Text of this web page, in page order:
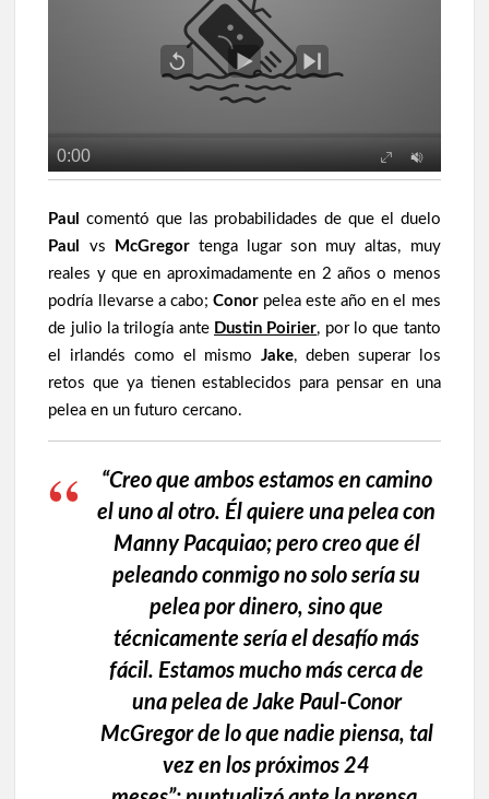
Paulcomentó que las probabilidades de que el duelo
Paul vs McGregor tenga lugar son muy altas, muy
reales y que en aproximadamente en 2 años o menos
podría llevarse a cabo; Conor pelea este año en el mes
de julio la trilogía ante Dustin Poirier, por lo que tanto
el irlandés como el mismoJake, deben superar los
retos que ya tienen establecidos para pensar en una
pelea en un futuro cercano.
“Creo que ambos estamos en camino
el uno al otro. Él quiere una pelea con
Manny Pacquiao; pero creo que él
peleando conmigo no solo sería su
pelea por dinero, sino que
técnicamente sería el desafío más
fácil. Estamos mucho más cerca de
una pelea de Jake Paul-Conor
McGregor de lo que nadie piensa, tal
vez en los próximos 24